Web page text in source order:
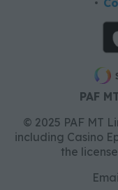
PAF
© 2025 PAF MT
including Casino
the